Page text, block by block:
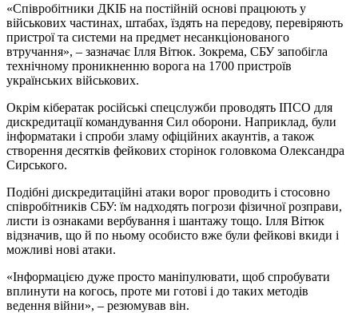
«Співробітники ДКІБ на постійній основі працюють у
військових частинах, штабах, їздять на передову, перевіряють
пристрої та системи на предмет несанкціонованого
втручання», – зазначає Ілля Вітюк. Зокрема, СБУ запобігла
технічному проникненню ворога на 1700 пристроїв
українських військових.
Окрім кібератак російські спецслужби проводять ІПСО для
дискредитації командування Сил оборони. Наприклад, були
інформатаки і спроби зламу офіційних акаунтів, а також
створення десятків фейкових сторінок головкома Олександра
Сирського.
Подібні дискредитаційні атаки ворог проводить і стосовно
співробітників СБУ: їм надходять погрози фізичної розправи,
листи із ознаками вербування і шантажу тощо. Ілля Вітюк
відзначив, що й по ньому особисто вже були фейкові вкиди і
можливі нові атаки.
«Інформацією дуже просто маніпулювати, щоб спробувати
вплинути на когось, проте ми готові і до таких методів
ведення війни», – резюмував він.